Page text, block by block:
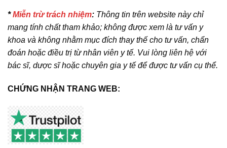
*Miễn trừ trách nhiệm: Thông tin trên website này chỉ
mang tính chất tham khảo; không được xem là tư vấn y
khoa và không nhằm mục đích thay thế cho tư vấn, chẩn
đoán hoặc điều trị từ nhân viên y tế. Vui lòng liên hệ với
bác sĩ, dược sĩ hoặc chuyên gia y tế để được tư vấn cụ thể.
CHỨNG NHẬN TRANG WEB: